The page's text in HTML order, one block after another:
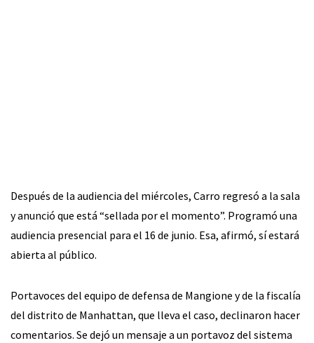
Después de la audiencia del miércoles, Carro regresó a la sala
y anunció que está “sellada por el momento”. Programó una
audiencia presencial para el 16 de junio. Esa, afirmó, sí estará
abierta al público.
Portavoces del equipo de defensa de Mangione y de la fiscalía
del distrito de Manhattan, que lleva el caso, declinaron hacer
comentarios. Se dejó un mensaje a un portavoz del sistema